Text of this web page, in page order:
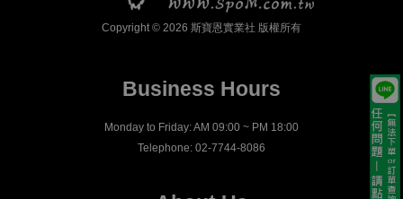
Copyright © 2026 斯寶恩實業社 版權所有
Business Hours
Monday to Friday: AM 09:00 ~ PM 18:00
Telephone: 02-7744-8086